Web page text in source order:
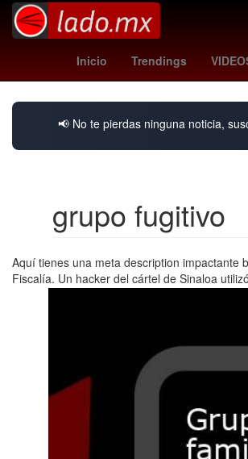
Inicio Trendings
Santa Catarina alito moreno
📢 No te pierdas ninguna noticia,
grupo fugitivo
Aquí tienes una meta description impactante
Fiscalía. Un hacker del cártel de Sinaloa